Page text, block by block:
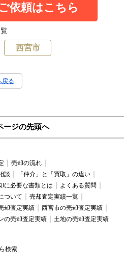
依頼はこちら
西宮市
戻る
ージの先頭へ
売却の流れ
談
「仲介」と「買取」の違い
に必要な書類とは
よくある質問
ついて
売却査定実績一覧
却査定実績
西宮市の売却査定実績
の売却査定実績 土地の売却査定実績
検索